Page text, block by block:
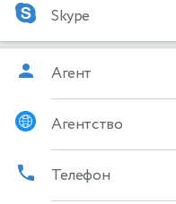
Skype
Агент
Агентство
Телефон